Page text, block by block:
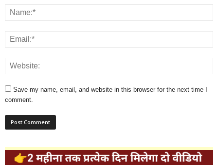
Save my name, email, and website in this browser for the next time I
comment.